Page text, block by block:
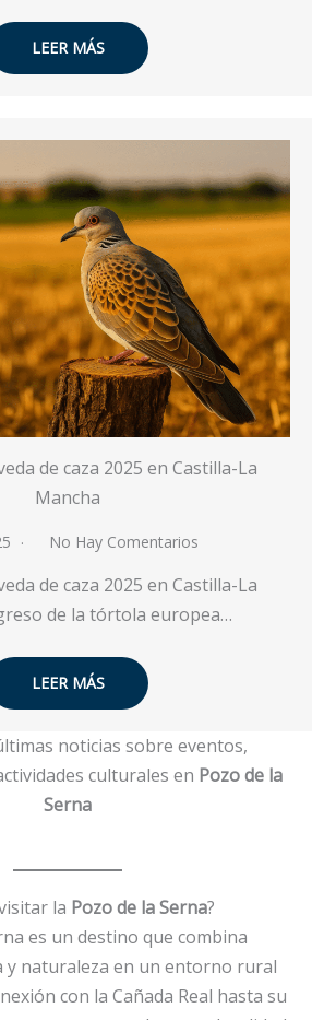
LEER MÁS
de caza 2025 en Castilla-La
Mancha
No Hay Comentarios
de caza 2025 en Castilla-La
de la tórtola europea…
LEER MÁS
noticias sobre eventos,
culturales en Pozo de la
Serna
la Pozo de la Serna?
es un destino que combina
y naturaleza en un entorno rural
con la Cañada Real hasta su